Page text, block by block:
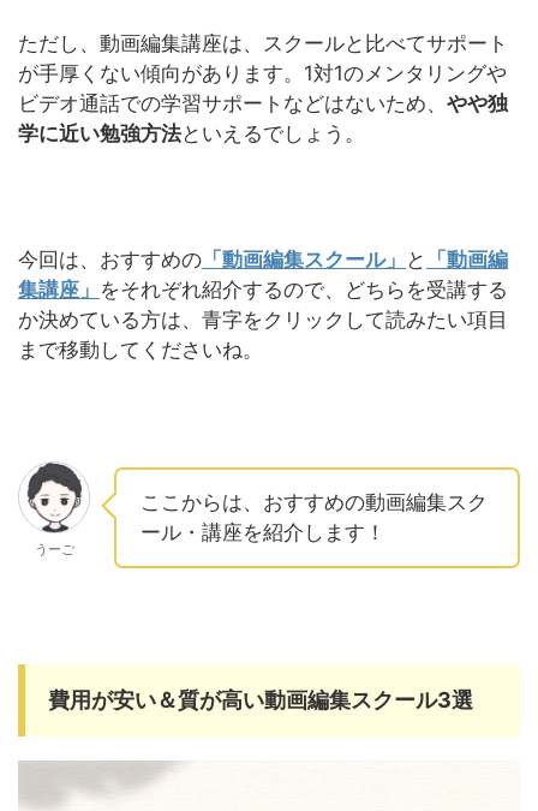
ただし、動画編集講座は、スクールと比べてサポート
が手厚くない傾向があります。1対1のメンタリングや
ビデオ通話での学習サポートなどはないため、 やや独
学に近い勉強方法といえるでしょう。
今回は、おすすめの 「動画編集スクール」 と
「動画編
集講座」 をそれぞれ紹介するので、どちらを受講する
か決めている方は、青字をクリックして読みたい項目
まで移動してくださいね。
うーご
ここからは、おすすめの動画編集スク
ール・講座を紹介します！
費用が安い＆質が高い動画編集スクール3選